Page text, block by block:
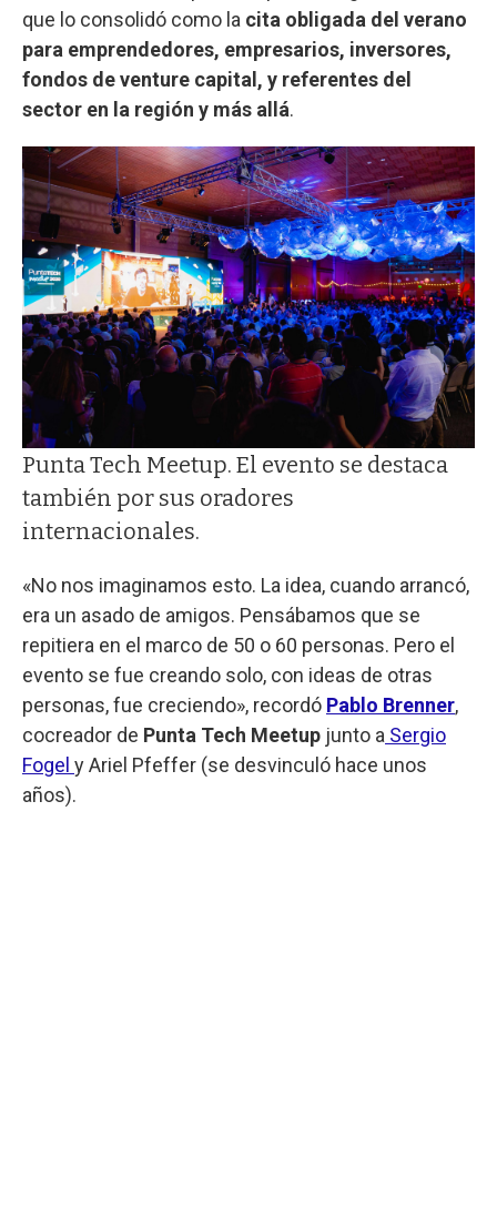
que lo consolidó como la cita obligada del verano
para emprendedores, empresarios, inversores,
fondos de venture capital, y referentes del
sector en la región y más allá.
Punta Tech Meetup. El evento se destaca
también por sus oradores
internacionales.
«No nos imaginamos esto. La idea, cuando arrancó,
era un asado de amigos. Pensábamos que se
repitiera en el marco de 50 o 60 personas. Pero el
evento se fue creando solo, con ideas de otras
personas, fue creciendo», recordó Pablo Brenner,
cocreador de Punta Tech Meetup junto a Sergio
Fogel y Ariel Pfeffer (se desvinculó hace unos
años).